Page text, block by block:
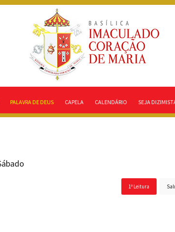
PALAVRA DE DEUS CAPELA CALENDÁRIO SEJA
1ª Leitura